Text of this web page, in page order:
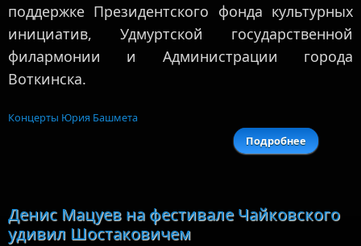
поддержке Президентского фонда культурных
инициатив, Удмуртской государственной
филармонии и Администрации города
Воткинска.
Концерты Юрия Башмета
Подробнее
Денис Мацуев на фестивале Чайковского
удивил Шостаковичем